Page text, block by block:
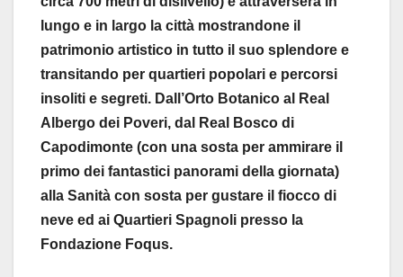
lungo e in largo la città mostrandone il
patrimonio artistico in tutto il suo splendore e
transitando per quartieri popolari e percorsi
insoliti e segreti. Dall’Orto Botanico al Real
Albergo dei Poveri, dal Real Bosco di
Capodimonte (con una sosta per ammirare il
primo dei fantastici panorami della giornata)
alla Sanità con sosta per gustare il fiocco di
neve ed ai Quartieri Spagnoli presso la
Fondazione Foqus.